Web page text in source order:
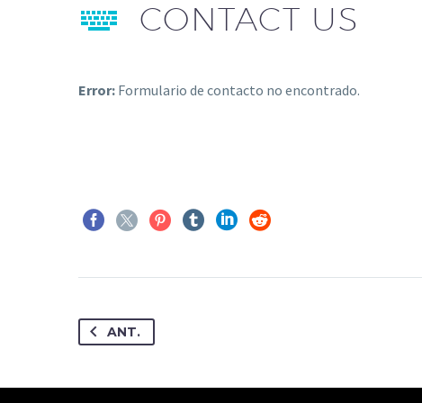

 CONTACT US
Error: Formulario de contacto no encontrado.
ANT.